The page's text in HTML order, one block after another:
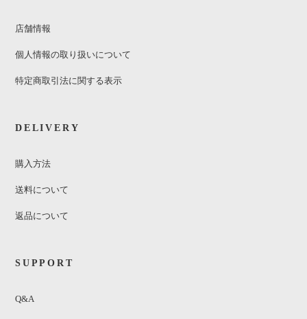
店舗情報
個人情報の取り扱いについて
特定商取引法に関する表示
DELIVERY
購入方法
送料について
返品について
SUPPORT
Q&A